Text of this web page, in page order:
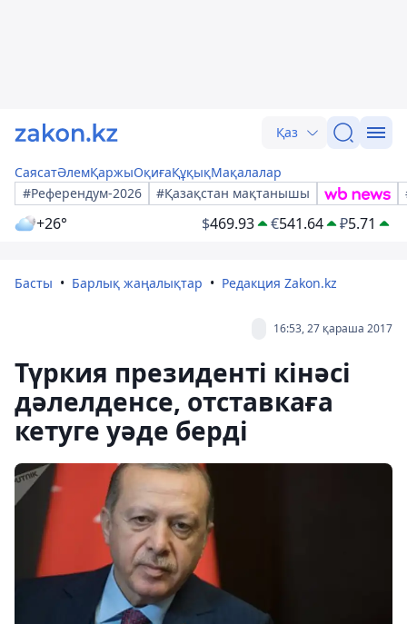
Қаз
СаясатӘлемҚаржыОқиғаҚұқықМақалалар
#Референдум-2026
#Қазақстан мақтанышы
+26° $469.93 €541.64 ₽5.71
Басты Барлық жаңалықтар Редакция Zakon.kz
16:53, 27 қараша 2017
Түркия президенті кінәсі
дәлелденсе, отставкаға
кетуге уәде берді